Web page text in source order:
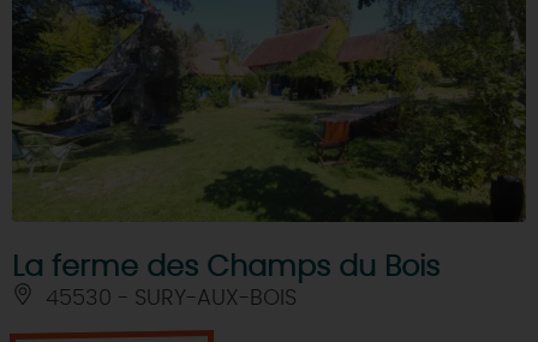
La ferme des Champs du Bois
45530 - SURY-AUX-BOIS